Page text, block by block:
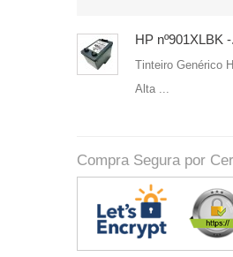
HP nº901XLBK -
Tinteiro Genérico
Alta ...
Compra Segura por